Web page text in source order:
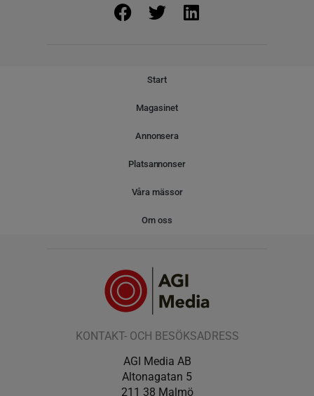
Start
Magasinet
Annonsera
Platsannonser
Våra mässor
Om oss
KONTAKT- OCH BESÖKSADRESS
AGI Media AB
Altonagatan 5
211 38 Malmö